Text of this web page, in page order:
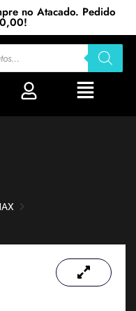
no Atacado. Pedido